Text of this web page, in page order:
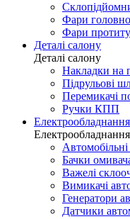
Фари
Фари
Деталі салону
Деталі салону
Накладки на
Підрульові
Перемикачі
Ручки КПП
Електрообладнання
Електрообладнання
Бачки
Важелі
Вимикачі
Генератори
Датчики